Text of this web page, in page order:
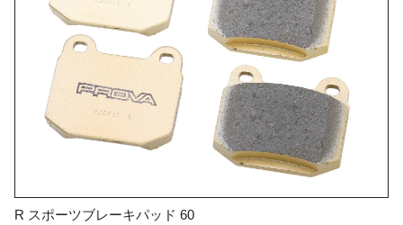
R スポーツブレーキパッド 60